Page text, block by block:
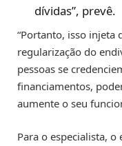
dívidas”, prevê.
“Portanto, isso injeta
regularização do
pessoas se
financiamentos,
aumente o seu
Para o especialista,